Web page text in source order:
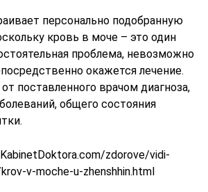
персонально подобранную
кровь в моче – это один
проблема, невозможно
окажется лечение.
поставленного врачом диагноза,
общего состояния
zdorove/vidi-
v-moche-u-zhenshhin.html